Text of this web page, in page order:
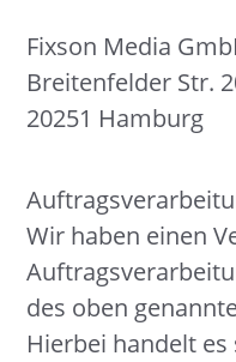
Fixson Media
Breitenfelder Str.
20251 Hamburg
Wir haben einen
des oben
Hierbei handelt